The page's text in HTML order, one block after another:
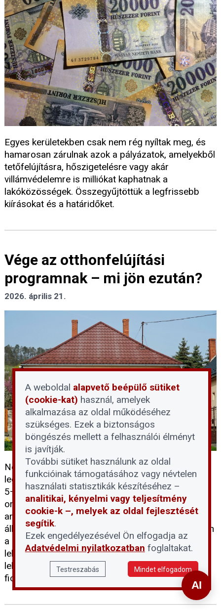
Egyes kerületekben csak nem rég nyíltak meg, és
hamarosan zárulnak azok a pályázatok, amelyekből
tetőfelújításra, hőszigetelésre vagy akár
villámvédelemre is milliókat kaphatnak a
lakóközösségek. Összegyűjtöttük a legfrissebb
kiírásokat és a határidőket.
Vége az otthonfelújítási
programnak – mi jön ezután?
2026. április 21.
Néhány nap alatt teljesen lezárult az egyik
legnépszerűbb lakossági támogatási forma: az
5+5 milliós otthonfelújítási program az egész
országban felfüggesztésre kerül. Múlt héten még
arról adtunk hírt, hogy csak a fejlettebb régiókban
állt le a pályázatok befogadása, mostanra azonban
a kevésbé fejlett térségekben is megszűnik ez a
lehetőség. Utoljára április 23-án, csütörtökön van
lehetőség benyújtásra az MFB Pont Plusz
fiókhálózat nyitvatartási idejéig.
A weboldal alapvető beépülő sütiket
(cookie-kat) használ, amelyek
alkalmazása az oldal működéséhez
szükséges. Ezek a biztonságos
böngészés mellett a felhasználói élményt
is javítják.
További sütiket használunk az oldal
funkcióinak támogatásához vagy névtelen
használati statisztikák készítéséhez –
analitikai, kényelmi vagy teljesítmény
cookie-k –, melyek az oldal fejlesztését
segítik.
Ezek engedélyezésével Ön elfogadja az
Adatvédelmi nyilatkozatban foglaltakat.
Testreszabás Mindet elfogadom